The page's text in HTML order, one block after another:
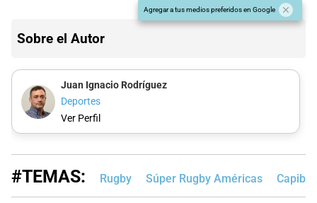
Agregar a tus medios preferidos en Google
Sobre el Autor
Juan Ignacio Rodríguez
Deportes
Ver Perfil
#TEMAS: Rugby Súper Rugby Américas